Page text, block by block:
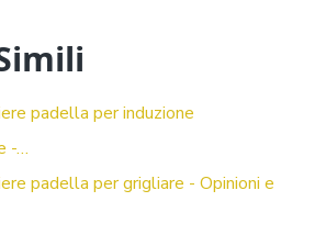
ai
l
n
di
vi
padella per induzione
-…
padella per grigliare - Opinioni e